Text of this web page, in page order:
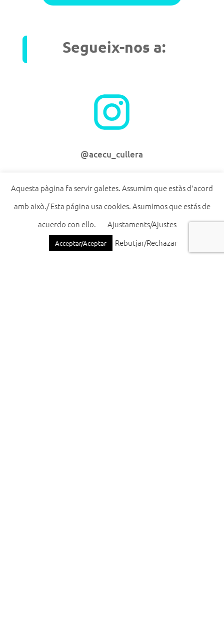
Segueix-nos a:
@acecu_cullera
@acecu.cullera
Aquesta pàgina fa servir galetes. Assumim que estàs d'acord
amb això./ Esta página usa cookies. Asumimos que estás de
acuerdo con ello.
Ajustaments/Ajustes
Acceptar/Aceptar Rebutjar/Rechazar